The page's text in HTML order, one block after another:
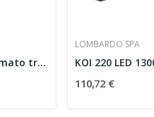
Vetro fume sfumato trasparente.
LOMBARDO SPA
110,72 €